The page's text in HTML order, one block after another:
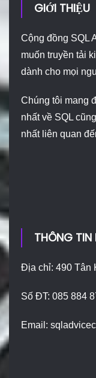
GIỚI THIỆU
Cộng đồng SQL
muốn truyền tải
dành cho mọi
Chúng tôi mang
nhất về SQL
nhất liên quan
THÔNG TIN
Địa chỉ: 490 Tân
Số ĐT: 085 884
Email: